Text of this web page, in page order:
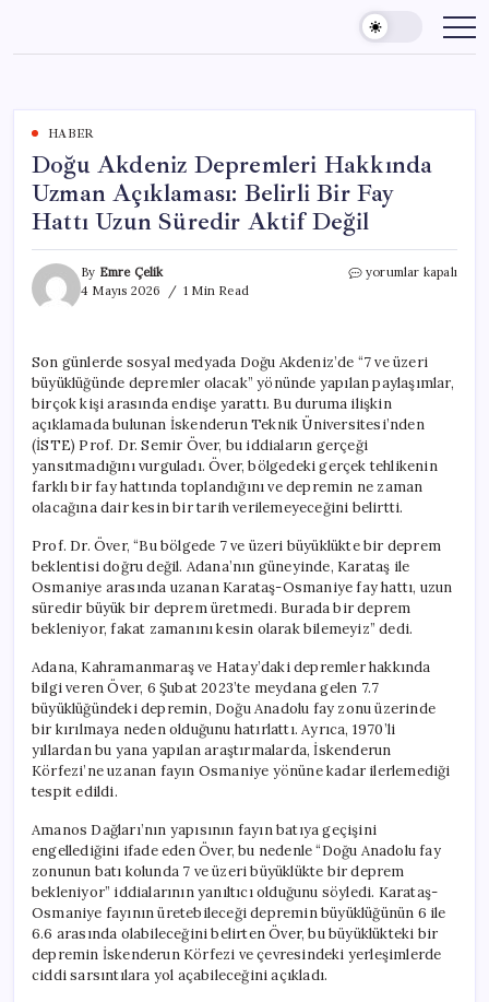
content
HABER
Doğu Akdeniz Depremleri Hakkında
Uzman Açıklaması: Belirli Bir Fay
Hattı Uzun Süredir Aktif Değil
By Emre Çelik
4 Mayıs 2026
1 Min Read
Doğu
Açıklaması:
Belirli
Bir
Fay
Hattı
Uzun
Süredir
Aktif
Değil
yorumlar kapalı
Son günlerde sosyal medyada Doğu Akdeniz’de “7 ve üzeri
büyüklüğünde depremler olacak” yönünde yapılan paylaşımlar,
birçok kişi arasında endişe yarattı. Bu duruma ilişkin
açıklamada bulunan İskenderun Teknik Üniversitesi’nden
(İSTE) Prof. Dr. Semir Över, bu iddiaların gerçeği
yansıtmadığını vurguladı. Över, bölgedeki gerçek tehlikenin
farklı bir fay hattında toplandığını ve depremin ne zaman
olacağına dair kesin bir tarih verilemeyeceğini belirtti.
Prof. Dr. Över, “Bu bölgede 7 ve üzeri büyüklükte bir deprem
beklentisi doğru değil. Adana’nın güneyinde, Karataş ile
Osmaniye arasında uzanan Karataş-Osmaniye fay hattı, uzun
süredir büyük bir deprem üretmedi. Burada bir deprem
bekleniyor, fakat zamanını kesin olarak bilemeyiz” dedi.
Adana, Kahramanmaraş ve Hatay’daki depremler hakkında
bilgi veren Över, 6 Şubat 2023’te meydana gelen 7.7
büyüklüğündeki depremin, Doğu Anadolu fay zonu üzerinde
bir kırılmaya neden olduğunu hatırlattı. Ayrıca, 1970’li
yıllardan bu yana yapılan araştırmalarda, İskenderun
Körfezi’ne uzanan fayın Osmaniye yönüne kadar ilerlemediği
tespit edildi.
Amanos Dağları’nın yapısının fayın batıya geçişini
engellediğini ifade eden Över, bu nedenle “Doğu Anadolu fay
zonunun batı kolunda 7 ve üzeri büyüklükte bir deprem
bekleniyor” iddialarının yanıltıcı olduğunu söyledi. Karataş-
Osmaniye fayının üretebileceği depremin büyüklüğünün 6 ile
6.6 arasında olabileceğini belirten Över, bu büyüklükteki bir
depremin İskenderun Körfezi ve çevresindeki yerleşimlerde
ciddi sarsıntılara yol açabileceğini açıkladı.